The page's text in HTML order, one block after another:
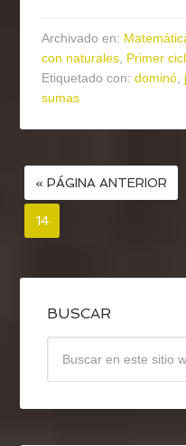
Archivado en:
con naturales, Primer
Etiquetado con:dominó,
sumas
« PÁGINA ANTERIOR
14
BUSCAR